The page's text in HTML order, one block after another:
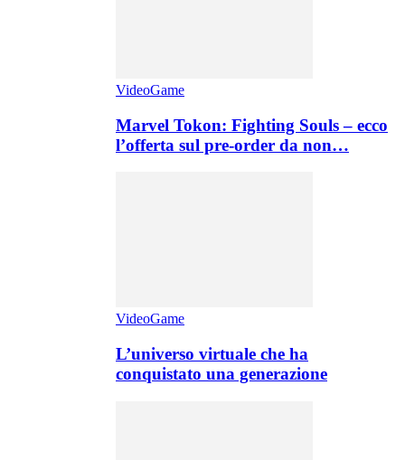
VideoGame
Marvel Tokon: Fighting Souls – ecco
l’offerta sul pre-order da non…
VideoGame
L’universo virtuale che ha
conquistato una generazione